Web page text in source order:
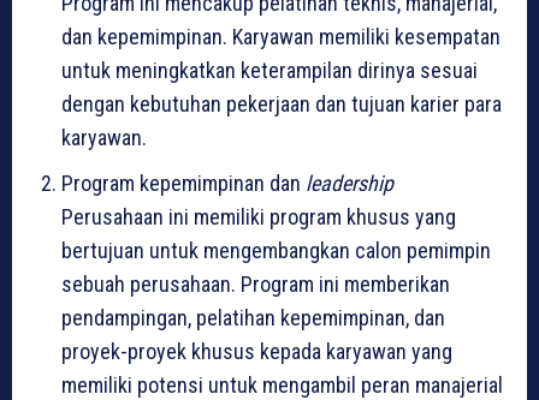
dan kepemimpinan. Karyawan memiliki kesempatan
untuk meningkatkan keterampilan dirinya sesuai
dengan kebutuhan pekerjaan dan tujuan karier para
karyawan.
Program kepemimpinan dan leadership
Perusahaan ini memiliki program khusus yang
bertujuan untuk mengembangkan calon pemimpin
sebuah perusahaan. Program ini memberikan
pendampingan, pelatihan kepemimpinan, dan
proyek-proyek khusus kepada karyawan yang
memiliki potensi untuk mengambil peran manajerial